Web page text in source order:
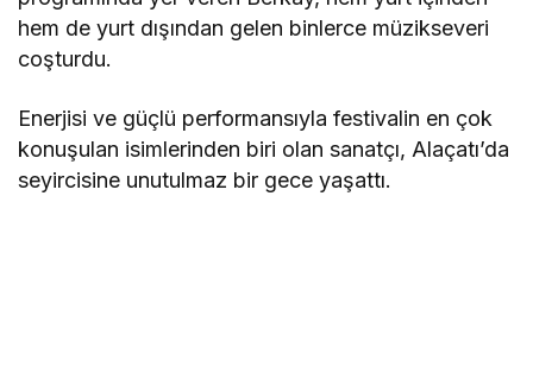
hem de yurt dışından gelen binlerce müzikseveri
coşturdu.
Enerjisi ve güçlü performansıyla festivalin en çok
konuşulan isimlerinden biri olan sanatçı, Alaçatı’da
seyircisine unutulmaz bir gece yaşattı.